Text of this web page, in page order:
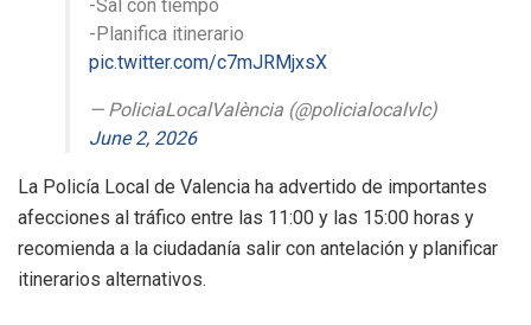
-Sal con tiempo
-Planifica itinerario
pic.twitter.com/c7mJRMjxsX
— PoliciaLocalValència (@policialocalvlc)
June 2, 2026
La Policía Local de Valencia ha advertido de importantes
afecciones al tráfico entre las 11:00 y las 15:00 horas y
recomienda a la ciudadanía salir con antelación y planificar
itinerarios alternativos.